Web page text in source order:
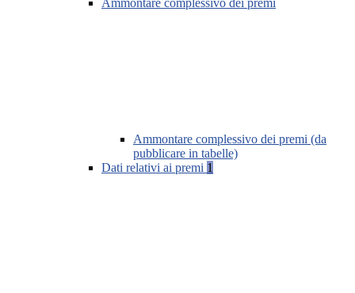
Ammontare complessivo dei premi
Ammontare complessivo dei premi (da
pubblicare in tabelle)
Dati relativi ai premi 1